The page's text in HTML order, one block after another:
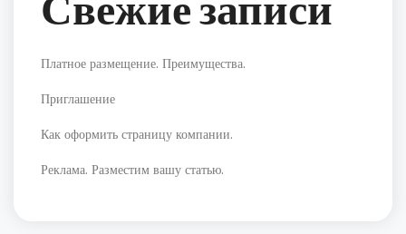
Платное размещение. Преимущества.
Приглашение
Как оформить страницу компании.
Реклама. Разместим вашу статью.